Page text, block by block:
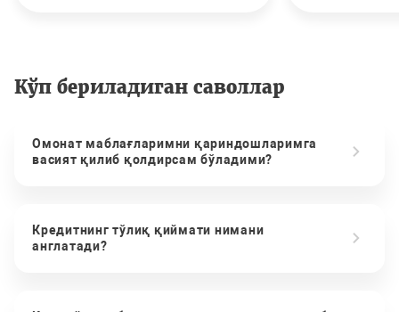
Кўп бериладиган саволлар
Омонат маблағларимни қариндошларимга
васият қилиб қолдирсам бўладими?
Кредитнинг тўлиқ қиймати нимани
англатади?